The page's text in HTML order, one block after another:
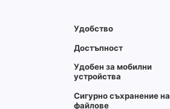
Удобство
Достъпност
Удобен за мобилни
устройства
Сигурно съхранение на
файлове